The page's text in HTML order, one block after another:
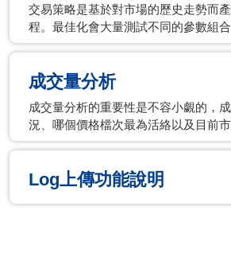
交易策略是基於對市場的歷史走勢而
程。最佳化會大量測試不同的參數組
成交量分析
成交量分析的重要性是不容小覷的，
況、哪個價格檔次最為活絡以及目前
Log上傳功能說明